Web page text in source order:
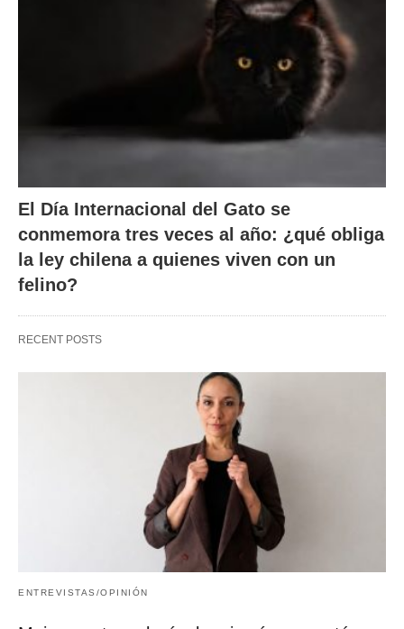
El Día Internacional del Gato se
conmemora tres veces al año: ¿qué obliga
la ley chilena a quienes viven con un
felino?
RECENT POSTS
ENTREVISTAS/OPINIÓN